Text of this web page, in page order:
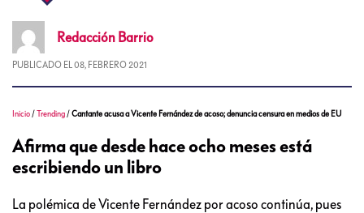
Redacción Barrio
PUBLICADO EL 08, FEBRERO 2021
Inicio /Trending /Cantante acusa a Vicente Fernández de acoso; denuncia censura en medios de EU
Afirma que desde hace ocho meses está
escribiendo un libro
La polémica de Vicente Fernández por acoso continúa, pues